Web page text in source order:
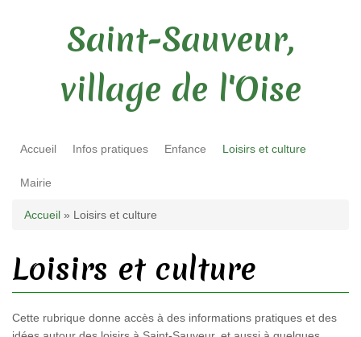
Saint-Sauveur,
village de l'Oise
Accueil Infos pratiques Enfance Loisirs et culture
Mairie
Vous êtes ici
Accueil » Loisirs et culture
Loisirs et culture
Cette rubrique donne accès à des informations pratiques et des